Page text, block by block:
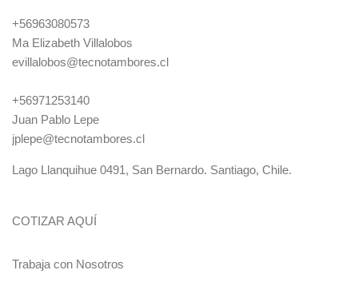
+56963080573
Ma Elizabeth Villalobos
evillalobos@tecnotambores.cl
+56971253140
Juan Pablo Lepe
jplepe@tecnotambores.cl
Lago Llanquihue 0491, San Bernardo. Santiago, Chile.
COTIZAR AQUÍ
Trabaja con Nosotros